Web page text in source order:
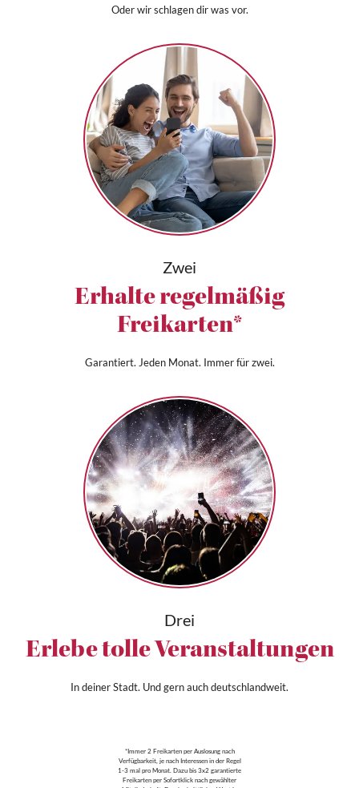
Oder wir schlagen dir was vor.
Zwei
Erhalte regelmäßig
Freikarten*
Garantiert. Jeden Monat. Immer für zwei.
Drei
Erlebe tolle Veranstaltungen
In deiner Stadt. Und gern auch deutschlandweit.
*Immer 2 Freikarten per Auslosung nach
Verfügbarkeit, je nach Interessen in der Regel
1-3 mal pro Monat. Dazu bis 3x2 garantierte
Freikarten per Sofortklick nach gewählter